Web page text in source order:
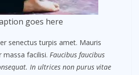
goes here
senectus turpis amet. Mauris
massa facilisi. Faucibus faucibus
In ultrices non purus vitae